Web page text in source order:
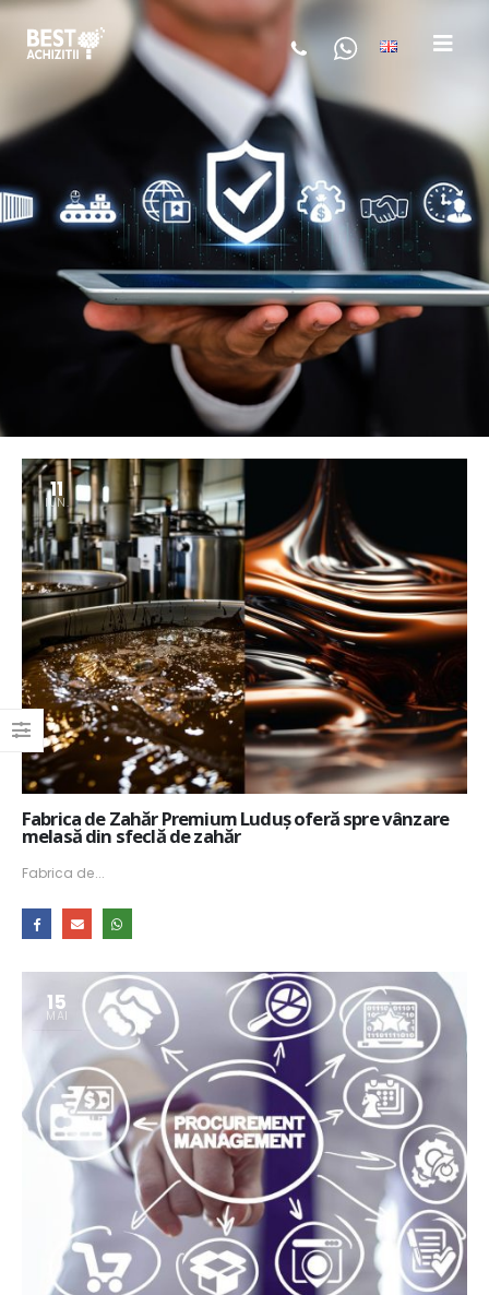
11
IUN.
Fabrica de Zahăr Premium Luduș oferă spre vânzare
melasă din sfeclă de zahăr
Fabrica de...
15
MAI